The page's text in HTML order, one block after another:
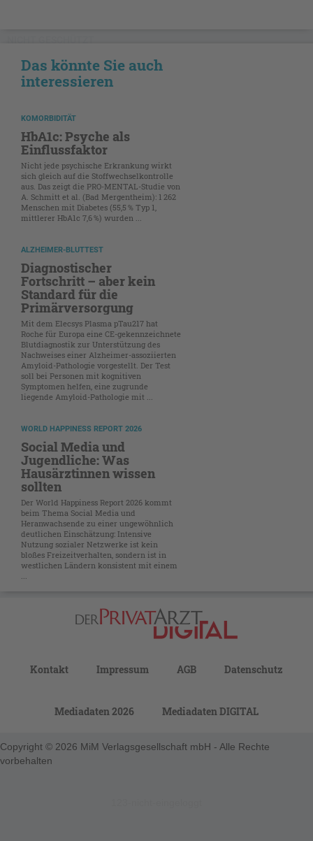
Das könnte Sie auch
interessieren
KOMORBIDITÄT
HbA1c: Psyche als
Einflussfaktor
Nicht jede psychische Erkrankung wirkt
sich gleich auf die Stoffwechselkontrolle
aus. Das zeigt die PRO-MENTAL-Studie von
A. Schmitt et al. (Bad Mergentheim): 1 262
Menschen mit Diabetes (55,5 % Typ 1,
mittlerer HbA1c 7,6 %) wurden ...
ALZHEIMER-BLUTTEST
Diagnostischer
Fortschritt – aber kein
Standard für die
Primärversorgung
Mit dem Elecsys Plasma pTau217 hat
Roche für Europa eine CE-gekennzeichnete
Blutdiagnostik zur Unterstützung des
Nachweises einer Alzheimer-assoziierten
Amyloid-Pathologie vorgestellt. Der Test
soll bei Personen mit kognitiven
Symptomen helfen, eine zugrunde
liegende Amyloid-Pathologie mit ...
WORLD HAPPINESS REPORT 2026
Social Media und
Jugendliche: Was
Hausärztinnen wissen
sollten
Der World Happiness Report 2026 kommt
beim Thema Social Media und
Heranwachsende zu einer ungewöhnlich
deutlichen Einschätzung: Intensive
Nutzung sozialer Netzwerke ist kein
bloßes Freizeitverhalten, sondern ist in
westlichen Ländern konsistent mit einem
...
Kontakt Impressum AGB Datenschutz
Mediadaten 2026 Mediadaten DIGITAL
Copyright © 2026 MiM Verlagsgesellschaft mbH - Alle Rechte
vorbehalten